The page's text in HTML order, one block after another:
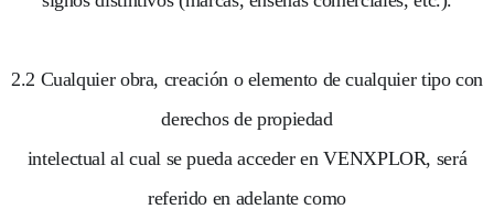
2.2 Cualquier obra, creación o elemento de cualquier tipo con
derechos de propiedad
intelectual al cual se pueda acceder en VENXPLOR, será
referido en adelante como